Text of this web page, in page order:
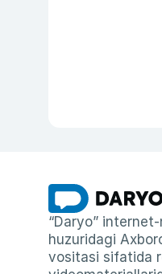
“Daryo”
huzuridagi
vositasi sifatida